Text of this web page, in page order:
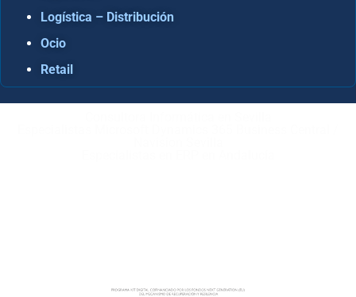
Logística – Distribución
Ocio
Retail